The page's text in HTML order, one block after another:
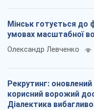
Мінськ готується до
умовах масштабної
Олександр Левченко
Рекрутинг: оновлений
корисний ворожий
Діалектика